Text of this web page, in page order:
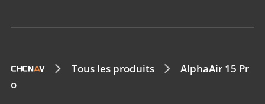
Tous les produits
AlphaAir 15 Pr
o